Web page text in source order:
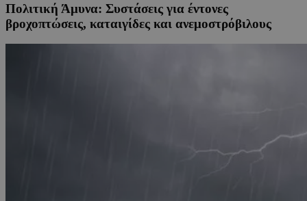
Πολιτική Άμυνα: Συστάσεις για έντονες
βροχοπτώσεις, καταιγίδες και ανεμοστρόβιλους